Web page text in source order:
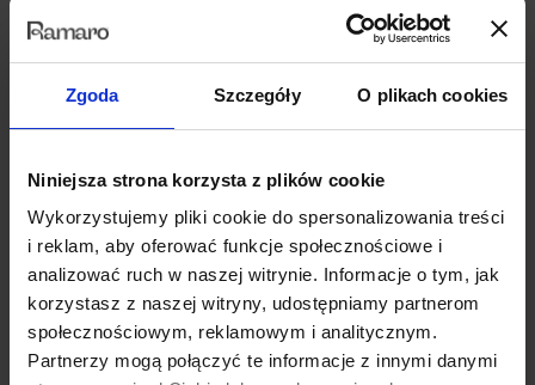
Zgoda Szczegóły O plikach cookies
Niniejsza strona korzysta z plików cookie
Wykorzystujemy pliki cookie do spersonalizowania treści
i reklam, aby oferować funkcje społecznościowe i
analizować ruch w naszej witrynie. Informacje o tym, jak
korzystasz z naszej witryny, udostępniamy partnerom
społecznościowym, reklamowym i analitycznym.
Partnerzy mogą połączyć te informacje z innymi danymi